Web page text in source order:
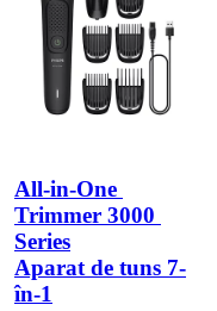
All-in-One
Trimmer 3000
Series
Aparat de tuns 7-
în-1